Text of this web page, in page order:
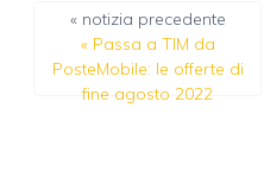
« notizia precedente
« Passa a TIM da
PosteMobile: le offerte di
fine agosto 2022